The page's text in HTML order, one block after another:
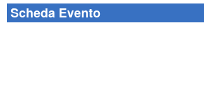
Scheda Evento